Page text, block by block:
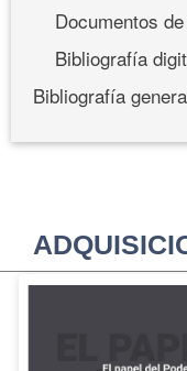
Documentos
Bibliografía
Bibliografía